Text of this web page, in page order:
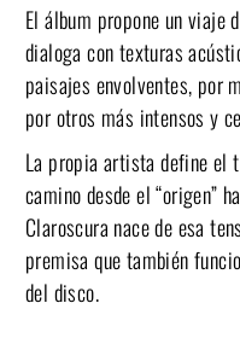
El álbum propone un viaje
dialoga con texturas
paisajes envolventes, por
por otros más intensos y
La propia artista define el
camino desde el “origen”
Claroscura nace de esa
premisa que también
del disco.